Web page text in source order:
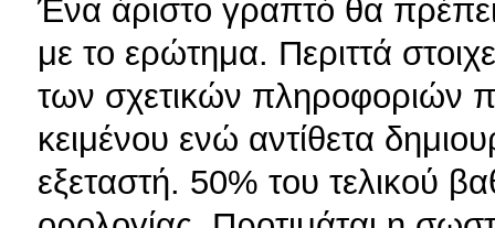
Ένα άριστο γραπτό θα πρέπει
με το ερώτημα. Περιττά
των σχετικών πληροφοριών
κειμένου ενώ αντίθετα
εξεταστή. 50% του τελικού